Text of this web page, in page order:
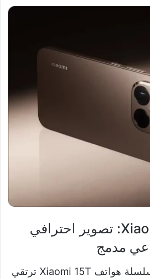
Xiaomi 15T Pro: تصوير احترافي
مدمج
نسخة Pro من سلسلة هواتف Xiaomi 15T ترتقي